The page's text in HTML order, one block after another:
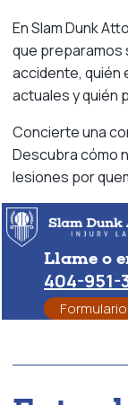
En Slam Dunk
que preparamos
accidente, quién
actuales y quién
Concierte una
Descubra cómo
lesiones por
Llame o
404-951-